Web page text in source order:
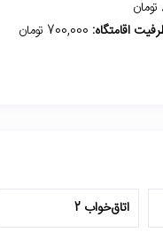
اقامتگاه:
اتاق‌خواب 2